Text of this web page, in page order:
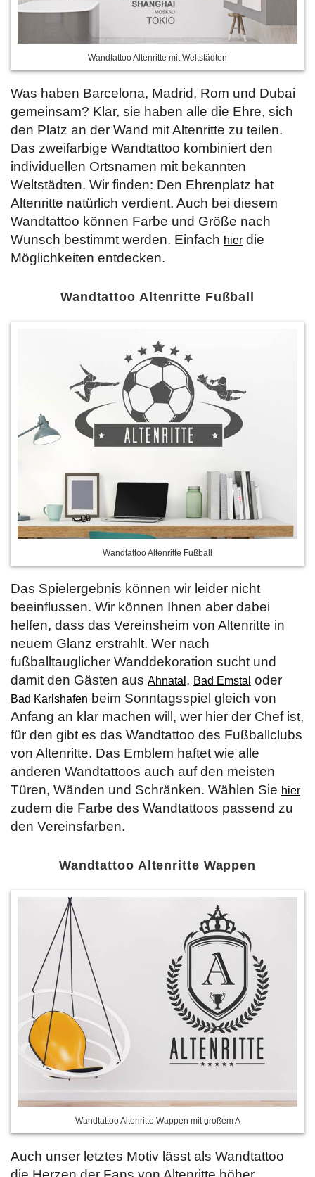
Wandtattoo Altenritte mit Weltstädten
Was haben Barcelona, Madrid, Rom und Dubai
gemeinsam? Klar, sie haben alle die Ehre, sich
den Platz an der Wand mit Altenritte zu teilen.
Das zweifarbige Wandtattoo kombiniert den
individuellen Ortsnamen mit bekannten
Weltstädten. Wir finden: Den Ehrenplatz hat
Altenritte natürlich verdient. Auch bei diesem
Wandtattoo können Farbe und Größe nach
Wunsch bestimmt werden. Einfach hier die
Möglichkeiten entdecken.
Wandtattoo Altenritte Fußball
Wandtattoo Altenritte Fußball
Das Spielergebnis können wir leider nicht
beeinflussen. Wir können Ihnen aber dabei
helfen, dass das Vereinsheim von Altenritte in
neuem Glanz erstrahlt. Wer nach
fußballtauglicher Wanddekoration sucht und
damit den Gästen aus Ahnatal , Bad Emstal oder
Bad Karlshafen beim Sonntagsspiel gleich von
Anfang an klar machen will, wer hier der Chef ist,
für den gibt es das Wandtattoo des Fußballclubs
von Altenritte. Das Emblem haftet wie alle
anderen Wandtattoos auch auf den meisten
Türen, Wänden und Schränken. Wählen Sie hier
zudem die Farbe des Wandtattoos passend zu
den Vereinsfarben.
Wandtattoo Altenritte Wappen
Wandtattoo Altenritte Wappen mit großem A
Auch unser letztes Motiv lässt als Wandtattoo